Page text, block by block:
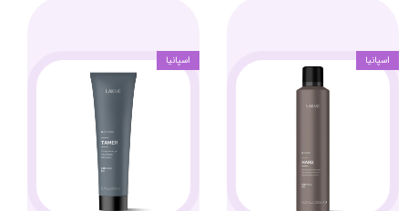
اسپانیا اسپانیا